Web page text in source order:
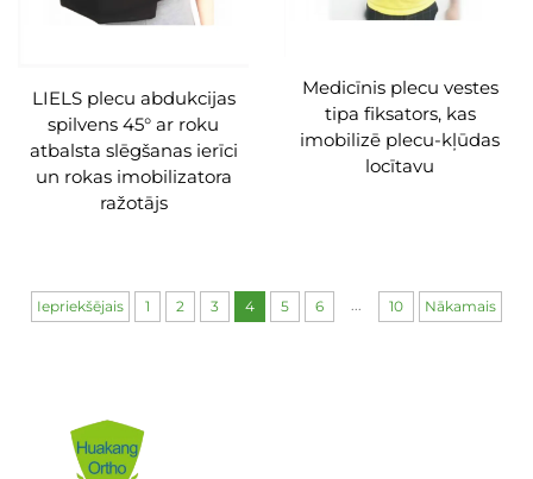
LIELS plecu abdukcijas
spilvens 45° ar roku
atbalsta slēgšanas ierīci
un rokas imobilizatora
ražotājs
Medicīnis plecu vestes
tipa fiksators, kas
imobilizē plecu-kļūdas
locītavu
Iepriekšējais 1 2 3 4 5 6 10 Nākamais